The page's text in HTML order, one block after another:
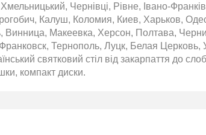
Чернівці, Рівне, Івано-
Калуш, Коломия, Киев, Харьков,
Винница, Макеевка, Херсон, Полтава,
Тернополь, Луцк, Белая
святковий стіл від закарпаття до
компакт диски.